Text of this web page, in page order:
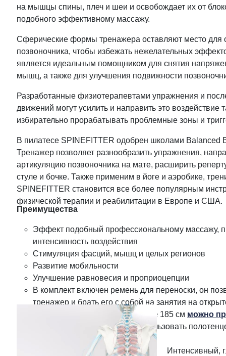
на мышцы спины, плеч и шеи и освобождает их от
подобного эффективному массажу.
Сферические формы тренажера оставляют место для
позвоночника, чтобы избежать нежелательных
является идеальным помощником для снятия
мышц, а также для улучшения подвижности
Разработанные физиотерапевтами упражнения и
движений могут усилить и направить это воздействие
избирательно прорабатывать проблемные зоны и
В пилатесе SPINEFITTER одобрен школами Balanced
Тренажер позволяет разнообразить упражнения,
артикуляцию позвоночника на мате, расширить
стуле и бочке. Также применим в йоге и аэробике,
SPINEFITTER становится все более популярным
физической терапии и реабилитации в Европе и США.
Преимущества
Эффект подобный профессиональному массажу,
интенсивность воздействия
Стимуляция фасций, мышц и целых регионов
Развитие мобильности
Улучшение равновесия и проприоцепции
В комплект включен ремень для переноски, он
тренажер и брать его с собой на занятия на
Для пользователей ростом выше 185 см можно
, также можно использовать
подушку для шеи
Интенсивный,